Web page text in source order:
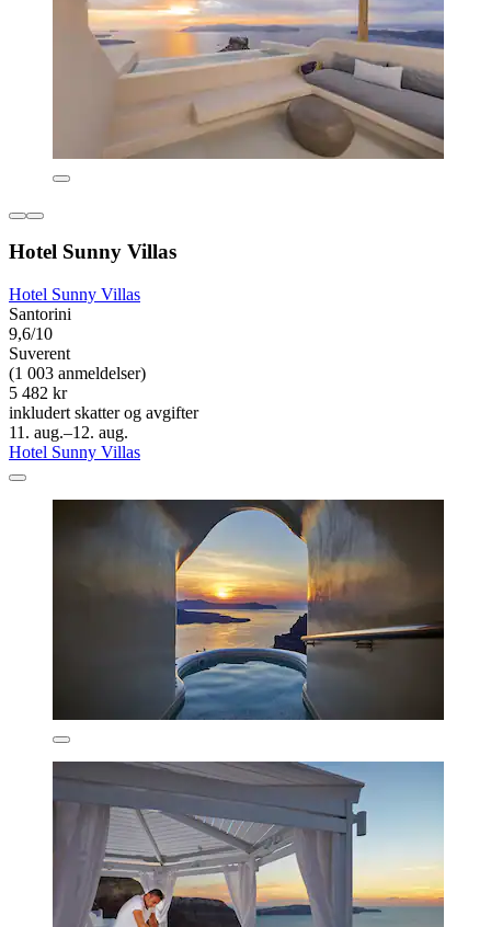
Hotel Sunny Villas
Hotel Sunny Villas
Santorini
9,6/10
Suverent
(1 003 anmeldelser)
5 482 kr
inkludert skatter og avgifter
11. aug.–12. aug.
Hotel Sunny Villas